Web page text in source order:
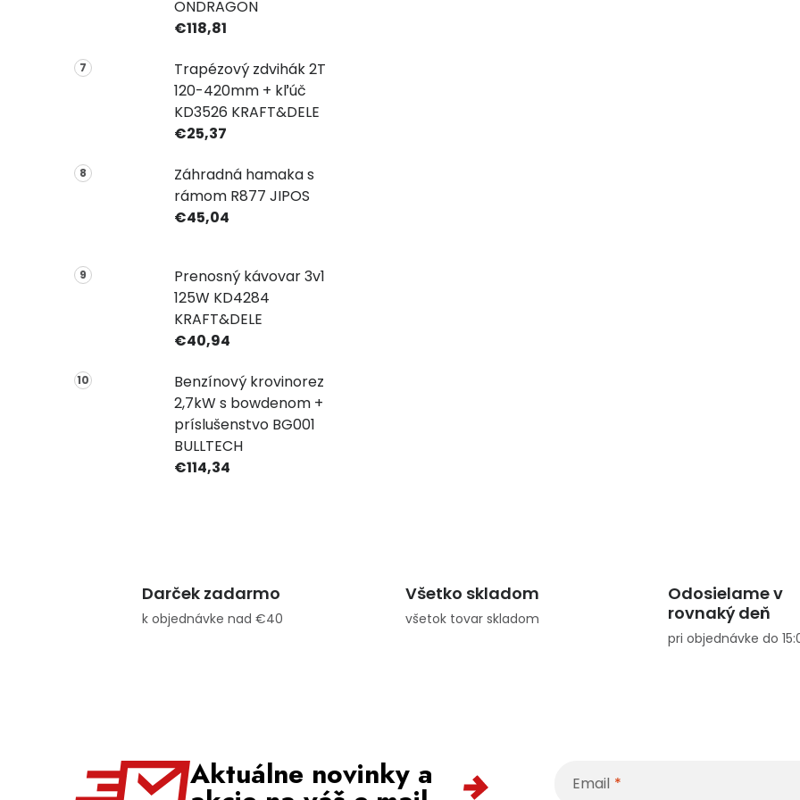
ONDRAGON
€118,81
Trapézový zdvihák 2T
120-420mm + kľúč
KD3526 KRAFT&DELE
€25,37
Záhradná hamaka s
rámom R877 JIPOS
€45,04
Prenosný kávovar 3v1
125W KD4284
KRAFT&DELE
€40,94
Benzínový krovinorez
2,7kW s bowdenom +
príslušenstvo BG001
BULLTECH
€114,34
Darček zadarmo
k objednávke nad €40
Všetko skladom
všetok tovar skladom
Odosielame v
rovnaký deň
pri objednávke do
Aktuálne novinky a Email